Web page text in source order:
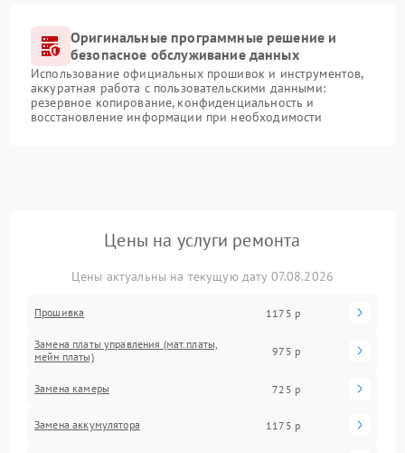
Оригинальные программные решение и
безопасное обслуживание данных
Использование официальных прошивок и инструментов,
аккуратная работа с пользовательскими данными:
резервное копирование, конфиденциальность и
восстановление информации при необходимости
Цены на услуги ремонта
Цены актуальны на текущую дату 07.08.2026
Прошивка 1175 р
Замена платы управления (мат.платы,
мейн платы)
975 р
Замена камеры 725 р
Замена аккумулятора 1175 р